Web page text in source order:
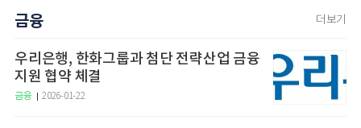
금융 더보기
우리은행, 한화그룹과 첨단 전략산업 금융
지원 협약 체결
금융 2026-01-22